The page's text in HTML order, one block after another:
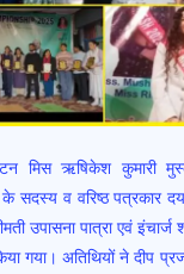
मिस ऋषिकेश कुमारी
सदस्य व वरिष्ठ पत्रकार
उपासना पात्रा एवं इंचार्ज
गया। अतिथियों ने दीप